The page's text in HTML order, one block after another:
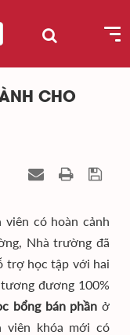
CHO
viên có hoàn cảnh
Nhà trường đã
trợ học tập với hai
đương 100%
bổng bán phần ở
viên khóa mới có